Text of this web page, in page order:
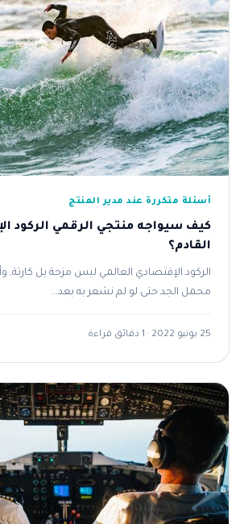
أسئلة متكررة عند مدير المنتج
كيف سيواجه منتجي الرقمي الركود
القادم؟
الركود الإقتصادي العالمي ليس مزحة بل كارثة,
محمل الجد حتى لو لم نشعر به بعد...
25 يونيو 2022 · 1 دقائق قراءة